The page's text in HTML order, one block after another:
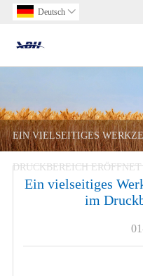
Deutsch 
EIN VIELSEITIGES
DRUCKBEREICH ERÖFFNET
Ein vielseitiges
im